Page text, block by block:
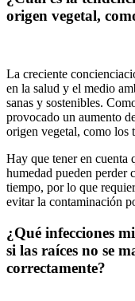
origen vegetal,
La creciente
en la salud y el medio
sanas y sostenibles.
provocado un aumento
origen vegetal, como los
Hay que tener en cuenta
humedad pueden perder
tiempo, por lo que
evitar la contaminación
¿Qué infecciones
si las raíces no se
correctamente?